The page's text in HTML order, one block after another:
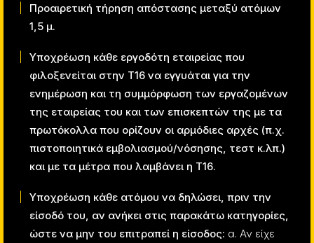
Προαιρετική τήρηση απόστασης μεταξύ ατόμων
1,5 μ.
Υποχρέωση κάθε εργοδότη εταιρείας που
φιλοξενείται στην Τ16 να εγγυάται για την
ενημέρωση και τη συμμόρφωση των εργαζομένων
της εταιρείας του και των επισκεπτών της με τα
πρωτόκολλα που ορίζουν οι αρμόδιες αρχές (π.χ.
πιστοποιητικά εμβολιασμού/νόσησης, τεστ κ.λπ.)
και με τα μέτρα που λαμβάνει η Τ16.
Υποχρέωση κάθε ατόμου να δηλώσει, πριν την
είσοδό του, αν ανήκει στις παρακάτω κατηγορίες,
ώστε να μην του επιτραπεί η είσοδος: α. Αν είχε